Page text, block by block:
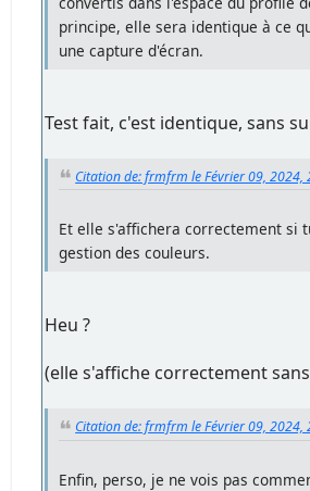
principe, elle sera identique à ce
une capture d'écran.
Test fait, c'est identique, sans
Citation de: frmfrm le Février 09, 2024,
Et elle s'affichera correctement si
gestion des couleurs.
Heu ?
(elle s'affiche correctement
Citation de: frmfrm le Février 09, 2024,
Enfin, perso, je ne vois pas